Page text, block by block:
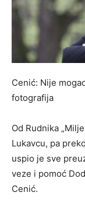
Cenić: Nije
fotografija
Od Rudnika
Lukavcu, pa
uspio je sve
veze i pomoć
Cenić.